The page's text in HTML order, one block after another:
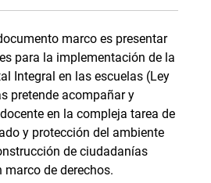
marco es presentar
para la implementación de la
Integral en las escuelas (Ley
pretende acompañar y
en la compleja tarea de
y protección del ambiente
de ciudadanías
de derechos.